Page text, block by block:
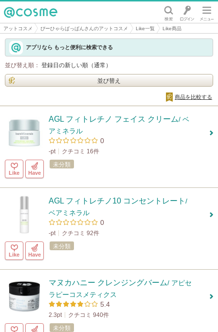
@cosme
アットコスメ ぴーひゃらぱっぱんさんのアットコスメ Like一覧 Like商品
アプリなら もっと便利に検索できる
並び替え順： 登録日の新しい順（通常）
並び替え
商品を比較する
AGL フィトレチノ フェイス クリーム/ ベ
アミネラル
0
-pt クチコミ 16件
Like Have
未分類
AGL フィトレチノ10 コンセントレート /
ベアミネラル
0
-pt クチコミ 92件
Like Have
未分類
マヌカハニー クレンジングバーム/ アピセ
ラピーコスメティクス
5.4
2.3pt クチコミ 940件
未分類